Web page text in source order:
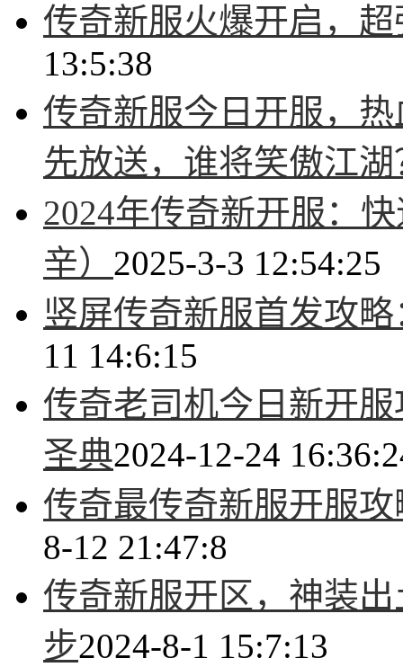
传奇新服火爆开启，
13:5:38
传奇新服今日开服，
先放送，谁将笑傲江湖
2024年传奇新开服：
辛） 2025-3-3 12:54:25
竖屏传奇新服首发攻
11 14:6:15
传奇老司机今日新开
圣典2024-12-24
传奇最传奇新服开服
8-12 21:47:8
传奇新服开区，神装
步2024-8-1 15:7:13